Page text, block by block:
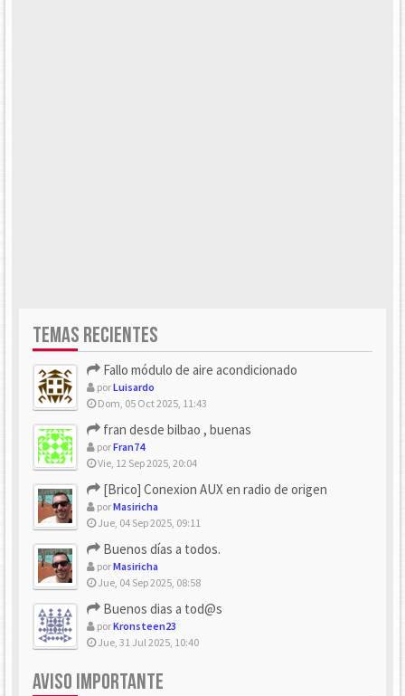
TEMAS RECIENTES
Fallo módulo de aire acondicionado
porLuisardo
Dom, 05 Oct 2025, 11:43
fran desde bilbao , buenas
porFran74
Vie, 12 Sep 2025, 20:04
[Brico] Conexion AUX en radio de origen
porMasiricha
Jue, 04 Sep 2025, 09:11
Buenos días a todos.
porMasiricha
Jue, 04 Sep 2025, 08:58
Buenos dias a tod@s
porKronsteen23
Jue, 31 Jul 2025, 10:40
AVISO IMPORTANTE